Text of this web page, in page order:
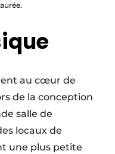
au cœur de
de la conception
salle de
locaux de
une plus petite